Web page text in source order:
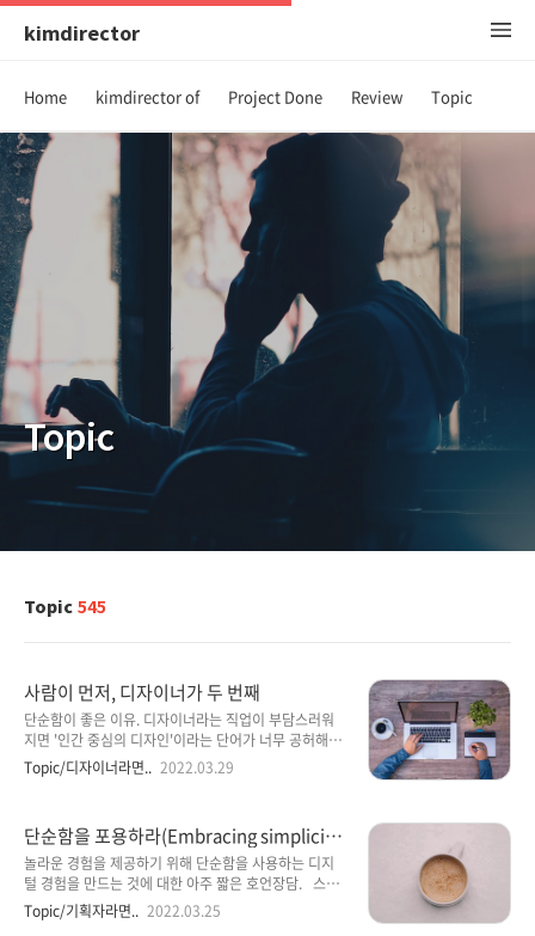
kimdirector
Home kimdirector of Project Done Review Topic
Topic
Topic 545
사람이 먼저, 디자이너가 두 번째
단순함이 좋은 이유. 디자이너라는 직업이 부담스러워
지면 '인간 중심의 디자인'이라는 단어가 너무 공허해집
니다. 다른 사람들에 대해 생각하는 것은 좋은 일이지만
일반적으로 내 정신을 희생해서가 아닙니다. 나는 끊임
인간이 된다는 것 또한 압도적일 수 있습니다. 그래서 디
자인과 생활이 너무 복잡해지면 단순화하는 경향이 있
다. 단순화는 인간인 나에게 더 많은 디자인 행위를 즐길
수 있게 해준다. 아니면… 어쩌면 내가 바보일 수도 있습
니다. 단순성 = 복잡성 단순성과 복잡성의 개념은 UX 및
Topic/디자이너라면.. 2022.03.29
단순함을 포용하라(Embracing simplicit
y)
놀라운 경험을 제공하기 위해 단순함을 사용하는 디지
털 경험을 만드는 것에 대한 아주 짧은 호언장담. 스페
인에 가면 매일 아침 가장 먼저 하는 일은 모닝커피를 마
시기 위해 동네 카페에 산책을 가는 것입니다. Cafe
Topic/기획자라면.. 2022.03.25